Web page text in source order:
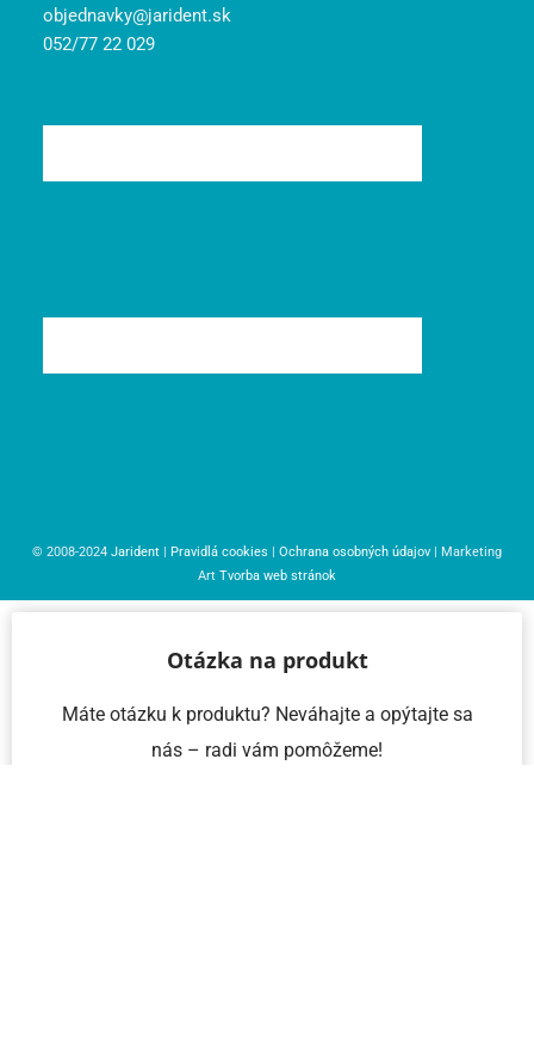
objednavky@jarident.sk
052/77 22 029
© 2008-2024 Jarident Pravidlá cookies Ochrana osobných údajov | Marketing
Art Tvorba web stránok
Otázka na produkt
Máte otázku k produktu? Neváhajte a opýtajte sa
nás – radi vám pomôžeme!